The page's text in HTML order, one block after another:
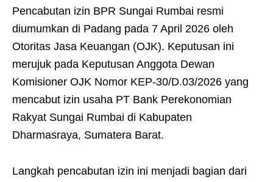
Pencabutan izin BPR Sungai Rumbai resmi
diumumkan di Padang pada 7 April 2026 oleh
Otoritas Jasa Keuangan (OJK). Keputusan ini
merujuk pada Keputusan Anggota Dewan
Komisioner OJK Nomor KEP-30/D.03/2026 yang
mencabut izin usaha PT Bank Perekonomian
Rakyat Sungai Rumbai di Kabupaten
Dharmasraya, Sumatera Barat.
Langkah pencabutan izin ini menjadi bagian dari